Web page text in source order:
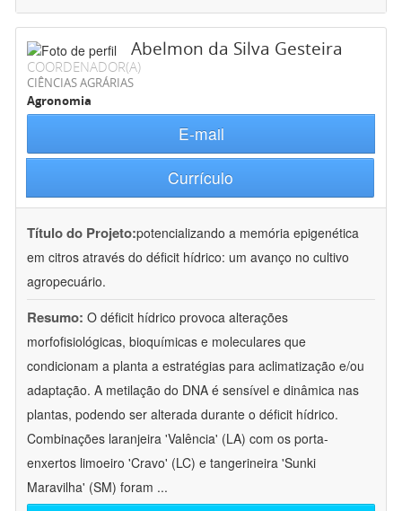
Abelmon da Silva Gesteira
COORDENADOR(A)
CIÊNCIAS AGRÁRIAS
Agronomia
E-mail
Currículo
Título do Projeto:potencializando a memória epigenética
em citros através do déficit hídrico: um avanço no cultivo
agropecuário.
Resumo: O déficit hídrico provoca alterações
morfofisiológicas, bioquímicas e moleculares que
condicionam a planta a estratégias para aclimatização e/ou
adaptação. A metilação do DNA é sensível e dinâmica nas
plantas, podendo ser alterada durante o déficit hídrico.
Combinações laranjeira 'Valência' (LA) com os porta-
enxertos limoeiro 'Cravo' (LC) e tangerineira 'Sunki
Maravilha' (SM) foram ...